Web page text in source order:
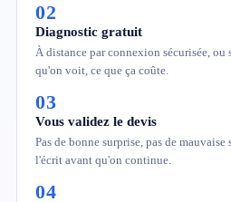
02
Diagnostic gratuit
À distance par connexion sécurisée, ou
qu'on voit, ce que ça coûte.
03
Vous validez le devis
Pas de bonne surprise, pas de mauvaise
l'écrit avant qu'on continue.
04